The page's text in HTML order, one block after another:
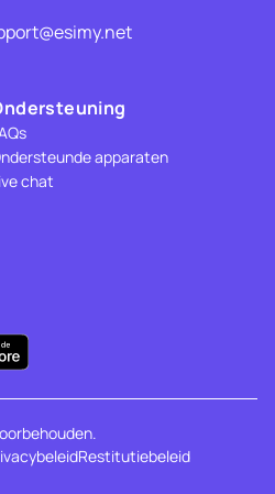
apparaten
chat
Restitutiebeleid